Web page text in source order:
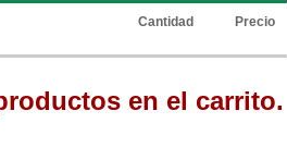
Cantidad Precio
en el carrito.